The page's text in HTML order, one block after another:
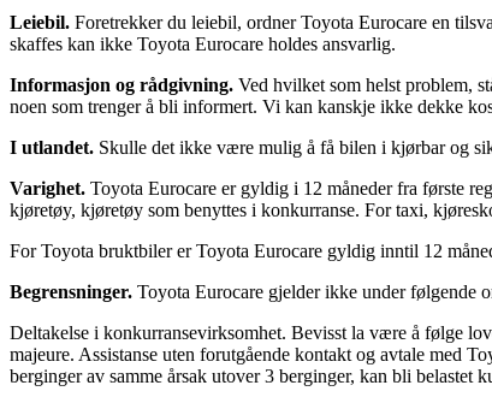
Leiebil. Foretrekker du leiebil, ordner Toyota Eurocare en
skaffes kan ikke Toyota Eurocare holdes ansvarlig.
Informasjon og rådgivning. Ved hvilket som helst problem,
noen som trenger å bli informert. Vi kan kanskje ikke dekke
I utlandet. Skulle det ikke være mulig å få bilen i kjørbar og
Varighet. Toyota Eurocare er gyldig i 12 måneder fra første
kjøretøy, kjøretøy som benyttes i konkurranse. For taxi,
For Toyota bruktbiler er Toyota Eurocare gyldig inntil 12
Begrensninger. Toyota Eurocare gjelder ikke under følgende
Deltakelse i konkurransevirksomhet. Bevisst la være å følge
majeure. Assistanse uten forutgående kontakt og avtale med
berginger av samme årsak utover 3 berginger, kan bli belastet